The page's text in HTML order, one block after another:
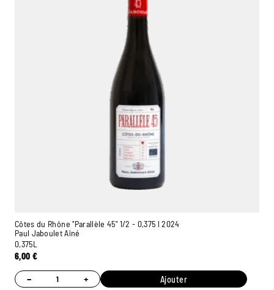
Côtes du Rhône "Parallèle 45" 1/2 - 0,375 l 2024
Paul Jaboulet Aîné
0,375L
6,00 €
− + Ajouter